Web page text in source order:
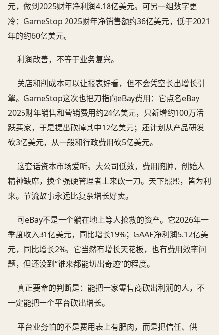
元，做到2025财年净利润4.18亿美元。可另一组数字更
冷：GameStop 2025财年净销售额约36亿美元，低于2021
年的约60亿美元。
利润改善，不等于业务复兴。
关店和削成本可以让报表好看，但不会凭空长出增长引
擎。GameStop这次也把刀指向eBay费用：它点名eBay
2025财年销售和营销费用约24亿美元，只新增约100万活
跃买家，于是提出砍掉其中12亿美元；还计划从产品研发
砍3亿美元，从一般和行政费用砍5亿美元。
这套话资本市场爱听。大公司低效，费用臃肿，创始人
精神缺席，换个强硬管理者上来砍一刀。天下熙熙，皆为利
来。节流故事永远比复杂增长好卖。
可eBay不是一个躺在地上等人抢救的资产。它2026年一
季度收入31亿美元，同比增长19%；GAAP净利润5.12亿美
元，同比增长2%。它当然有增长天花板，也有费用效率问
题，但还没到“谁来都能切出奇迹”的程度。
真正要命的判断是：能把一家零售商砍出利润的人，不
一定能把一个平台砍出增长。
平台业务怕的不是费用表上有肥肉，而是把信任、供